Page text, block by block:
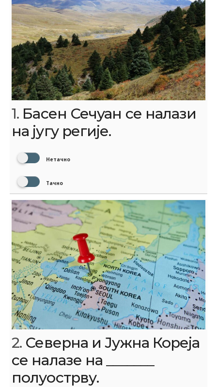
1. Басен Сечуан се налази
на југу регије.
Нетачно
Тачно
2. Северна и Јужна Кореја
се налазе на _______
полуострву.